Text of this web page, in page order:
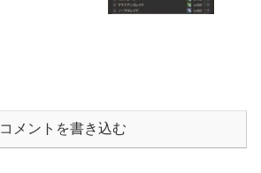
コメントを書き込む